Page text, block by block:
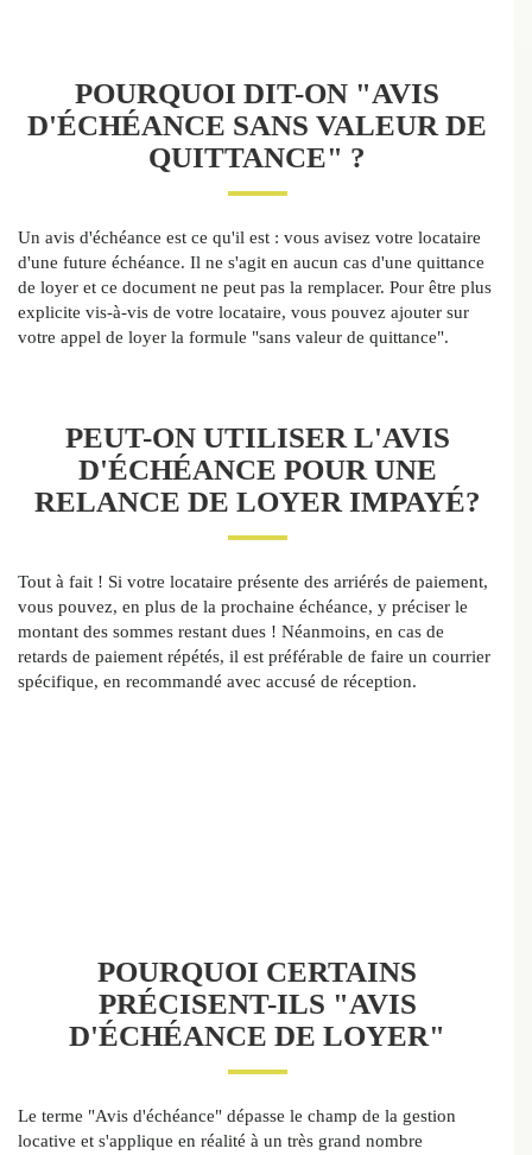
POURQUOI DIT-ON "AVIS
D'ÉCHÉANCE SANS VALEUR DE
QUITTANCE" ?
Un avis d'échéance est ce qu'il est : vous avisez votre locataire
d'une future échéance. Il ne s'agit en aucun cas d'une quittance
de loyer et ce document ne peut pas la remplacer. Pour être plus
explicite vis-à-vis de votre locataire, vous pouvez ajouter sur
votre appel de loyer la formule "sans valeur de quittance".
PEUT-ON UTILISER L'AVIS
D'ÉCHÉANCE POUR UNE
RELANCE DE LOYER IMPAYÉ?
Tout à fait ! Si votre locataire présente des arriérés de paiement,
vous pouvez, en plus de la prochaine échéance, y préciser le
montant des sommes restant dues ! Néanmoins, en cas de
retards de paiement répétés, il est préférable de faire un courrier
spécifique, en recommandé avec accusé de réception.
POURQUOI CERTAINS
PRÉCISENT-ILS "AVIS
D'ÉCHÉANCE DE LOYER"
Le terme "Avis d'échéance" dépasse le champ de la gestion
locative et s'applique en réalité à un très grand nombre